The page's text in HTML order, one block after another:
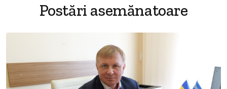
Postări asemănatoare